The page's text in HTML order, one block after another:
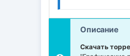
Описание
Скачать